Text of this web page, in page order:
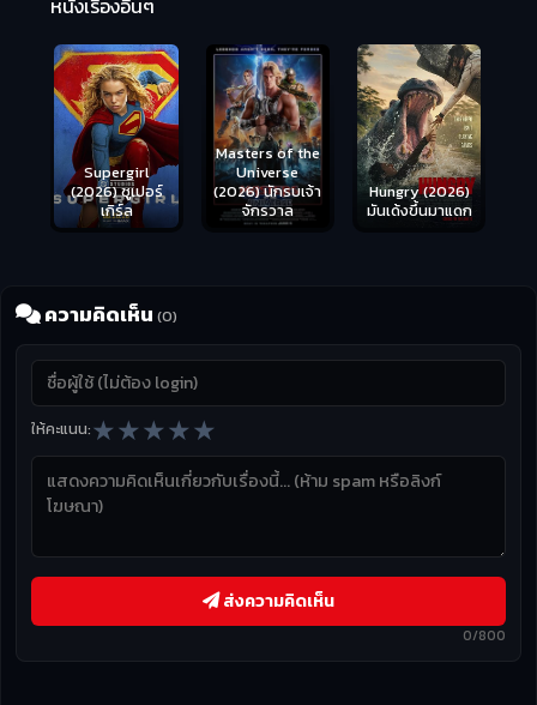
Supergirl
(2026) ซูเปอร์
เกิร์ล
Masters of the
Universe
(2026) นักรบเจ้า
จักรวาล
Hungry (2026)
มันเด้งขึ้นมาแดก
ความคิดเห็น (0)
ให้คะแนน:★★★★★
0/800
ส่งความคิดเห็น